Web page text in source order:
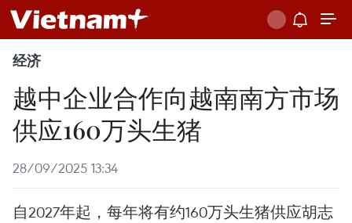
经济
越中企业合作向越南南方市场
供应160万头生猪
28/09/2025 13:34
自2027年起，每年将有约160万头生猪供应胡志